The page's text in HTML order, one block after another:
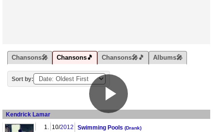
Chansons🎤 Chansons🎵 Chansons🎤🎵 Albums🎤
Sort by:
Kendrick Lamar
1. 10/2012 Swimming Pools (Drank)